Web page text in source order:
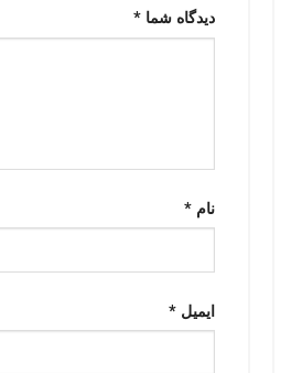
دیدگاه شما *
نام *
ایمیل *